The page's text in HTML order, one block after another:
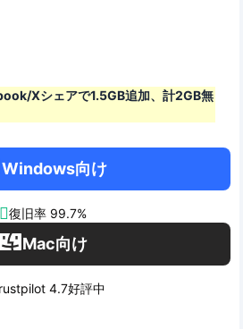
Xシェアで1.5GB追加、計2GB無
Windows向け
復旧率 99.7%
Mac向け
4.7好評中